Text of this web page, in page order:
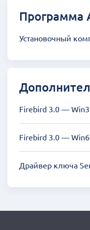
Программа
Установочный
Firebird 3.0 —
Firebird 3.0 —
Драйвер ключа